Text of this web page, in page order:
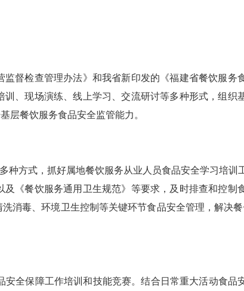
检查管理办法》和我省新印发的《福建省餐饮服务
、现场演练、线上学习、交流研讨等多种形式，组织
层餐饮服务食品安全监管能力。
方式，抓好属地餐饮服务从业人员食品安全学习培训
《餐饮服务通用卫生规范》等要求，及时排查和控制
消毒、环境卫生控制等关键环节食品安全管理，解决
保障工作培训和技能竞赛。结合日常重大活动食品